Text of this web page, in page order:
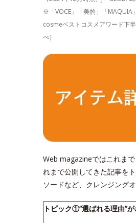
※「VOCE」「美的」「MAQUIA
cosmeベストコスメアワード下
べ）
Web magazineではこれま
れまで公開してきた記事を
ソードなど、クレンジング
トピック①“選ばれる理由”